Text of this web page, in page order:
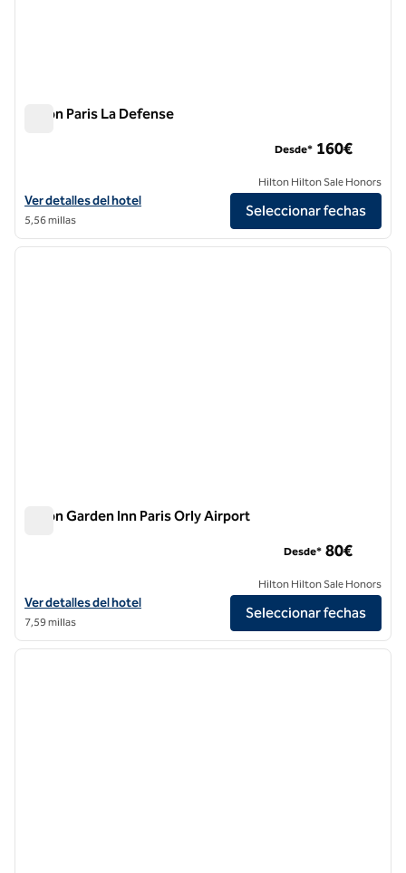
Hilton Paris La Defense
Ver detalles del hotel Hilton Paris La Defense
Ver detalles del hotel
5,56 millas
Desde* 160€
Hilton Hilton Sale Honors
Seleccionar fechas
1/12
1 de 12
Hilton Garden Inn Paris Orly Airport
Ver detalles del hotel Hilton Garden Inn Paris Orly Airport
Ver detalles del hotel
7,59 millas
Desde* 80€
Hilton Hilton Sale Honors
Seleccionar fechas
1/12
1 de 12